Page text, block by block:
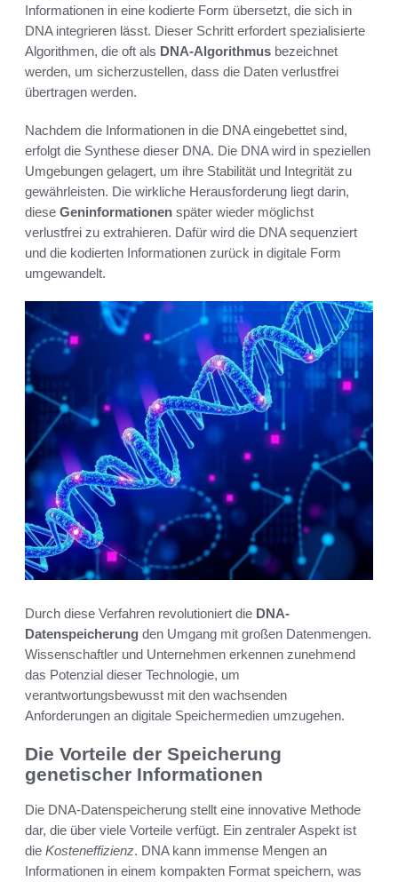
Informationen in eine kodierte Form übersetzt, die sich in
DNA integrieren lässt. Dieser Schritt erfordert spezialisierte
Algorithmen, die oft als DNA-Algorithmus bezeichnet
werden, um sicherzustellen, dass die Daten verlustfrei
übertragen werden.
Nachdem die Informationen in die DNA eingebettet sind,
erfolgt die Synthese dieser DNA. Die DNA wird in speziellen
Umgebungen gelagert, um ihre Stabilität und Integrität zu
gewährleisten. Die wirkliche Herausforderung liegt darin,
diese Geninformationen später wieder möglichst
verlustfrei zu extrahieren. Dafür wird die DNA sequenziert
und die kodierten Informationen zurück in digitale Form
umgewandelt.
Durch diese Verfahren revolutioniert die DNA-
Datenspeicherung den Umgang mit großen Datenmengen.
Wissenschaftler und Unternehmen erkennen zunehmend
das Potenzial dieser Technologie, um
verantwortungsbewusst mit den wachsenden
Anforderungen an digitale Speichermedien umzugehen.
Die Vorteile der Speicherung
genetischer Informationen
Die DNA-Datenspeicherung stellt eine innovative Methode
dar, die über viele Vorteile verfügt. Ein zentraler Aspekt ist
die Kosteneffizienz. DNA kann immense Mengen an
Informationen in einem kompakten Format speichern, was